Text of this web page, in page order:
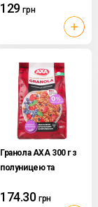
129 грн
Гранола АХА 300 г з
полуницею та
174.30 грн